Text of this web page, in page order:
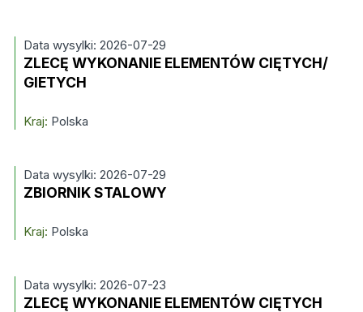
Data wysylki: 2026-07-29
ZLECĘ WYKONANIE ELEMENTÓW CIĘTYCH/
GIETYCH
Kraj: Polska
Data wysylki: 2026-07-29
ZBIORNIK STALOWY
Kraj: Polska
Data wysylki: 2026-07-23
ZLECĘ WYKONANIE ELEMENTÓW CIĘTYCH